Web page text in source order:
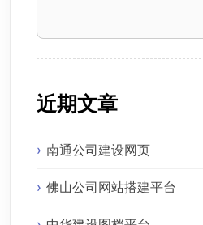
近期文章
南通公司建设网页
佛山公司网站搭建平台